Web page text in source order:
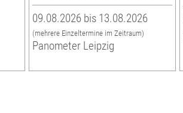
09.08.2026 bis 13.08.2026
(mehrere Einzeltermine im Zeitraum)
Panometer Leipzig